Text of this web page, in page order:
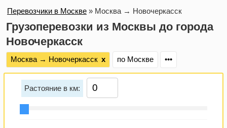
Перевозчики в Москве » Москва → Новочеркасск
Грузоперевозки из Москвы до города
Новочеркасск
Москва → Новочеркасск х по Москве •••
Растояние в км: